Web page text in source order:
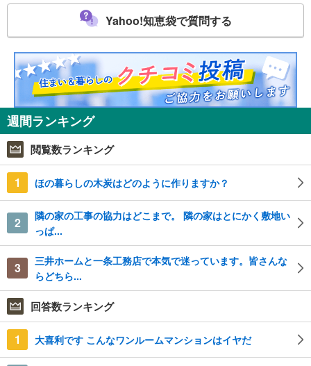
Yahoo!知恵袋で質問する
週間ランキング
閲覧数ランキング
1 ほの暮らしの木炭はどのように作りますか？
2
隣の家の工事の協力はどこまで。 隣の家はとにかく敷地い
っぱ...
3
三井ホームと一条工務店で本気で迷っています。皆さんな
らどちら...
回答数ランキング
1 大喜利です こんなワンルームマンションはイヤだ